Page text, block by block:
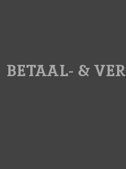
BETAAL- &